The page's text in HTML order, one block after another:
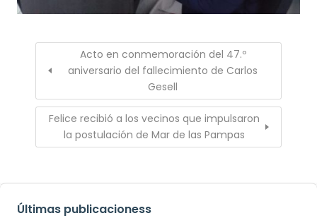
Acto en conmemoración del 47.º
aniversario del fallecimiento de Carlos
Gesell
Felice recibió a los vecinos que impulsaron
la postulación de Mar de las Pampas
Últimas publicacioness